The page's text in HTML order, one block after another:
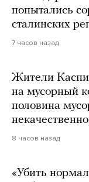
попытались
сталинских
7 часов назад
Жители
на мусорный
половина
8 часов назад
«Убить